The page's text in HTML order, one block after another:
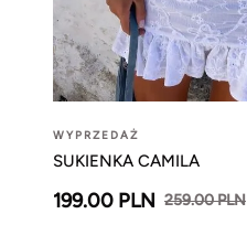
WYPRZEDAŻ
SUKIENKA CAMILA
199.00 PLN 259.00 PLN